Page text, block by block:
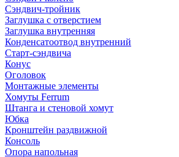
Сэндвич-тройник
Заглушка с отверстием
Заглушка внутренняя
Конденсатоотвод внутренний
Старт-сэндвича
Конус
Оголовок
Монтажные элементы
Хомуты Ferrum
Штанга и стеновой хомут
Юбка
Кронштейн раздвижной
Консоль
Опора напольная